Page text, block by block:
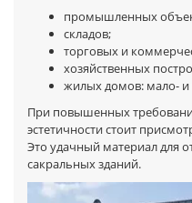
промышленных
складов;
торговых и
хозяйственных
жилых домов: мало-
При повышенных
эстетичности стоит
Это удачный материал для
сакральных зданий.